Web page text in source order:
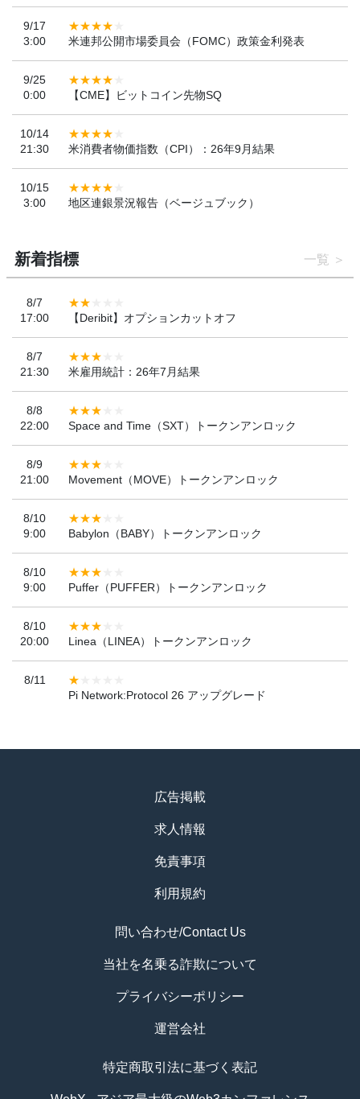
9/17
3:00
米連邦公開市場委員会（FOMC）政策金利発表
9/25
0:00
【CME】ビットコイン先物SQ
10/14
21:30
米消費者物価指数（CPI）：26年9月結果
10/15
3:00
地区連銀景況報告（ベージュブック）
新着指標 一覧
8/7
17:00
【Deribit】オプションカットオフ
8/7
21:30
米雇用統計：26年7月結果
8/8
22:00
Space and Time（SXT）トークンアンロック
8/9
21:00
Movement（MOVE）トークンアンロック
8/10
9:00
Babylon（BABY）トークンアンロック
8/10
9:00
Puffer（PUFFER）トークンアンロック
8/10
20:00
Linea（LINEA）トークンアンロック
8/11
Pi Network:Protocol 26 アップグレード
広告掲載
求人情報
免責事項
利用規約
問い合わせ/Contact Us
当社を名乗る詐欺について
プライバシーポリシー
運営会社
特定商取引法に基づく表記